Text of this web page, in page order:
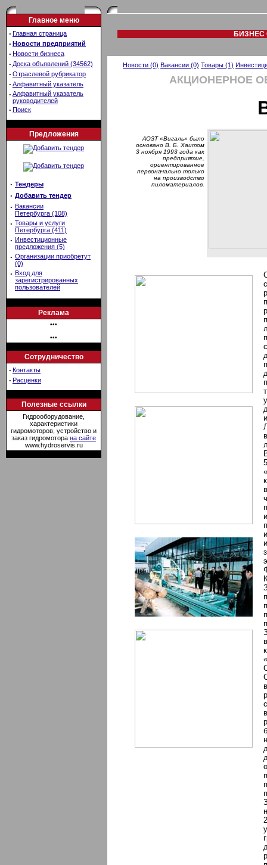
Главное меню
· Главная страница
· Новости предприятий
· Новости бизнеса
· Доска объявлений (34562)
· Отраслевой рубрикатор
· Алфавитный указатель
· Алфавитный указатель
руководителей
· Поиск
Предложения
· Тендеры
· Добавить тендер
· Вакансии
Петербурга (108)
· Товары и услуги
Петербурга (411)
· Инвестиционные
предложения (5)
· Организации приобретут
(0)
· Вход для
зарегистрированных
пользователей
Реклама
•••
•••
Сотрудничество
· Контакты
· Расценки
Полезные ссылки
Гидрооборудование,
характеристики
гидромоторов, устройство и
заказ гидромотора на сайте
www.hydroservis.ru
БИЗНЕС
Новости (0) Вакансии (0) Товары (1)
АКЦИОНЕРНОЕ
АОЗТ «Вигаль» было
основано В. Б. Хаитом
3 ноября 1993 года как
предприятие,
ориентированное
первоначально только
на производство
пиломатериалов.